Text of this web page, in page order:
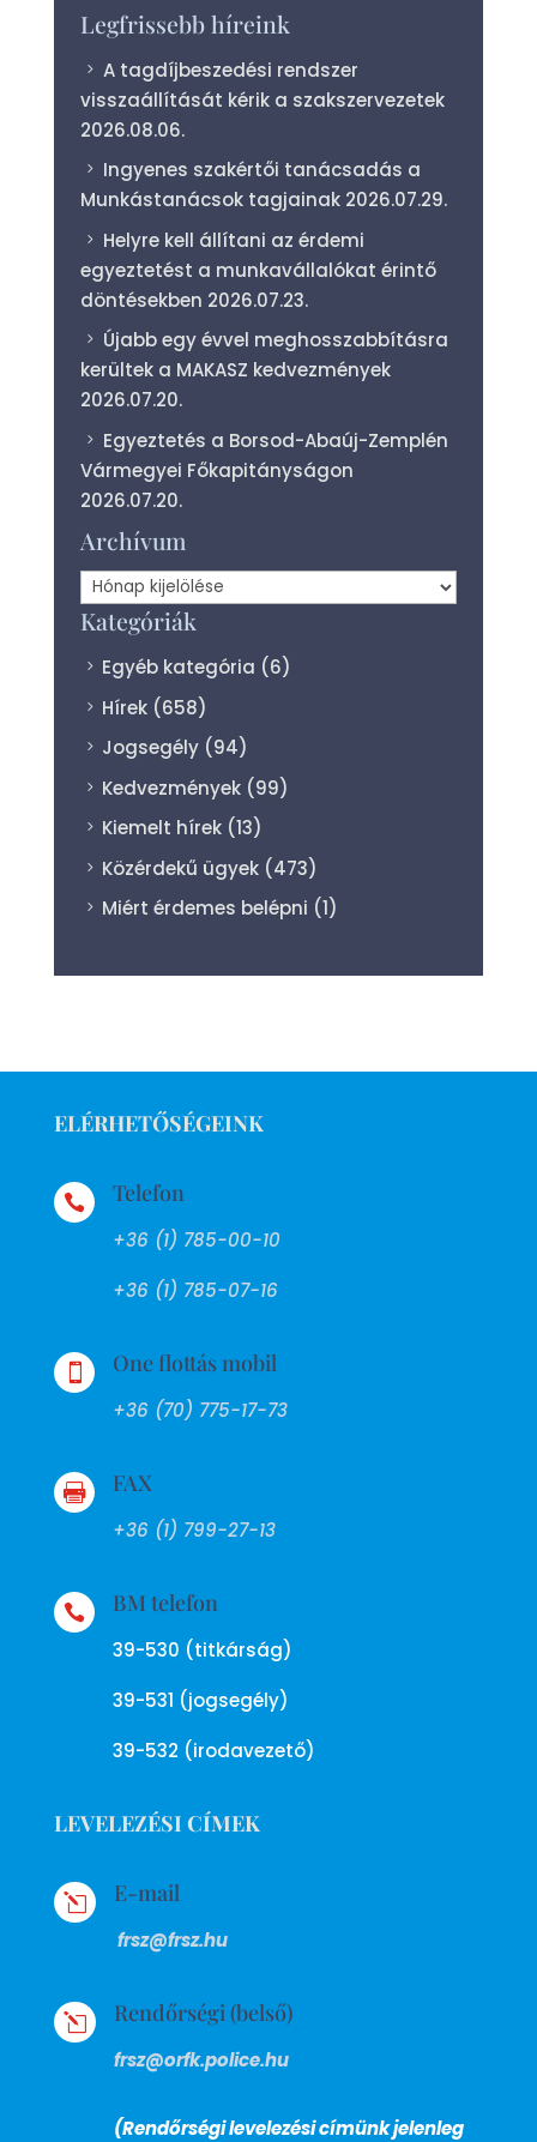
Legfrissebb híreink
A tagdíjbeszedési rendszer
visszaállítását kérik a szakszervezetek
2026.08.06.
Ingyenes szakértői tanácsadás a
Munkástanácsok tagjainak 2026.07.29.
Helyre kell állítani az érdemi
egyeztetést a munkavállalókat érintő
döntésekben 2026.07.23.
Újabb egy évvel meghosszabbításra
kerültek a MAKASZ kedvezmények
2026.07.20.
Egyeztetés a Borsod-Abaúj-Zemplén
Vármegyei Főkapitányságon
2026.07.20.
Archívum
Archívum
Kategóriák
Egyéb kategória (6)
Hírek (658)
Jogsegély (94)
Kedvezmények (99)
Kiemelt hírek (13)
Közérdekű ügyek (473)
Miért érdemes belépni (1)
ELÉRHETŐSÉGEINK
 Telefon
+36 (1) 785-00-10
+36 (1) 785-07-16
 One flottás mobil
+36 (70) 775-17-73
 FAX
+36 (1) 799-27-13
 BM telefon
39-530 (titkárság)
39-531 (jogsegély)
39-532 (irodavezető)
LEVELEZÉSI CÍMEK
l E-mail
frsz@frsz.hu
l Rendőrségi (belső)
frsz@orfk.police.hu
(Rendőrségi levelezési címünk jelenleg